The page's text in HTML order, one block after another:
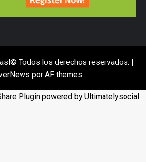
Todos los derechos reservados. |
por AF themes.
Plugin powered by Ultimatelysocial